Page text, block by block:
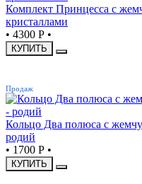
Комплект Принцесса с
кристаллами
• 4300 Р •
КУПИТЬ
Продаж
Кольцо Два полюса с
родий
• 1700 Р •
КУПИТЬ